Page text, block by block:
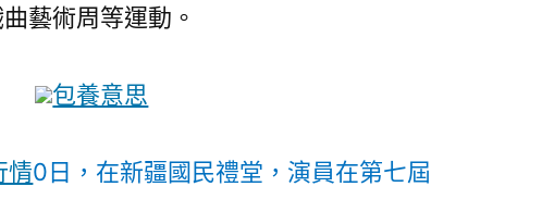
舞
包
經
藝術周等運動。
包養意思
情0日，在新疆國民禮堂，演員在第七屆